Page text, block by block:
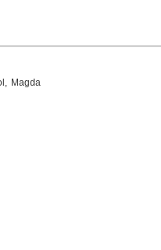
Magda